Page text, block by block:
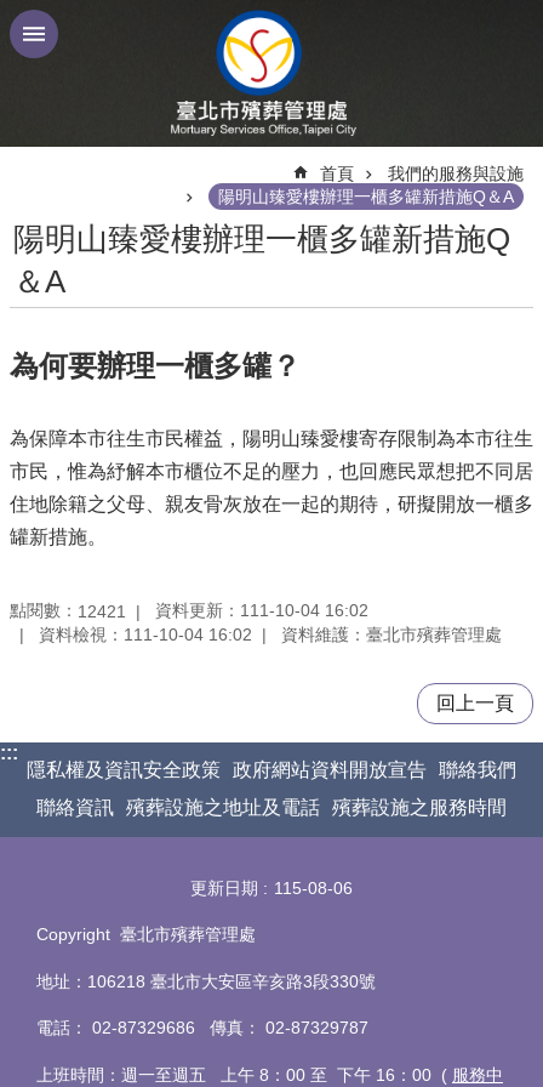
跳到主要內容區塊
首頁
我們的服務與設施
陽明山臻愛樓辦理一櫃多罐新措施Q＆A
陽明山臻愛樓辦理一櫃多罐新措施Q
＆A
為何要辦理一櫃多罐？
為保障本市往生市民權益，陽明山臻愛樓寄存限制為本市往生
市民，惟為紓解本市櫃位不足的壓力，也回應民眾想把不同居
住地除籍之父母、親友骨灰放在一起的期待，研擬開放一櫃多
罐新措施。
點閱數： 12421
資料更新：111-10-04 16:02
資料檢視：111-10-04 16:02
資料維護：臺北市殯葬管理處
回上一頁
:::
隱私權及資訊安全政策 政府網站資料開放宣告 聯絡我們
聯絡資訊 殯葬設施之地址及電話 殯葬設施之服務時間
更新日期 115-08-06
Copyright 臺北市殯葬管理處
地址：106218 臺北市大安區辛亥路3段330號
電話 ： 02-87329686 傳真 ： 02-87329787
上班時間：週一至週五 上午 8：00 至 下午 16：00 ( 服務中